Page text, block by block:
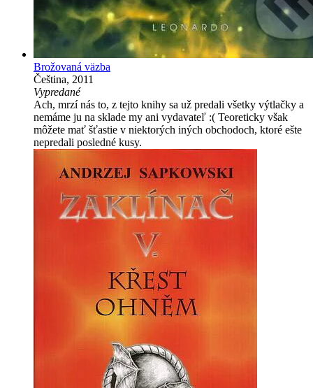
Brožovaná väzba
Čeština, 2011
Vypredané
Ach, mrzí nás to, z tejto knihy sa už predali všetky výtlačky a
nemáme ju na sklade my ani vydavateľ :( Teoreticky však
môžete mať šťastie v niektorých iných obchodoch, ktoré ešte
nepredali posledné kusy.